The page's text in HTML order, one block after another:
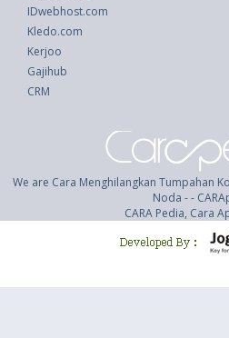
IDwebhost.com
Kledo.com
Kerjoo
Gajihub
CRM
We are Cara Menghilangkan Tumpahan
Noda - -
CARA Pedia, Cara